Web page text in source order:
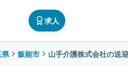
求人
県 飯能市 山手介護株式会社の送